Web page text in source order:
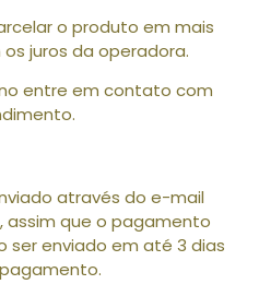
o produto em mais
juros da operadora.
entre em contato com
através do e-mail
que o pagamento
ser enviado em até 3 dias